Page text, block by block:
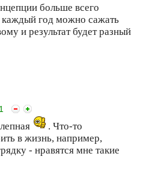
больше всего
каждый год можно сажать
и результат будет разный
1
. Что-то
в жизнь, например,
- нравятся мне такие